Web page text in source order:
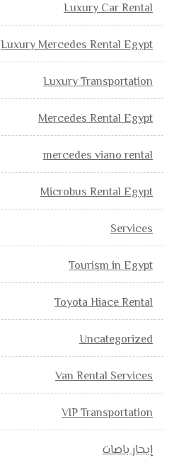
Luxury Car Rental
Luxury Mercedes Rental Egypt
Luxury Transportation
Mercedes Rental Egypt
mercedes viano rental
Microbus Rental Egypt
Services
Tourism in Egypt
Toyota Hiace Rental
Uncategorized
Van Rental Services
VIP Transportation
إيجار باصات